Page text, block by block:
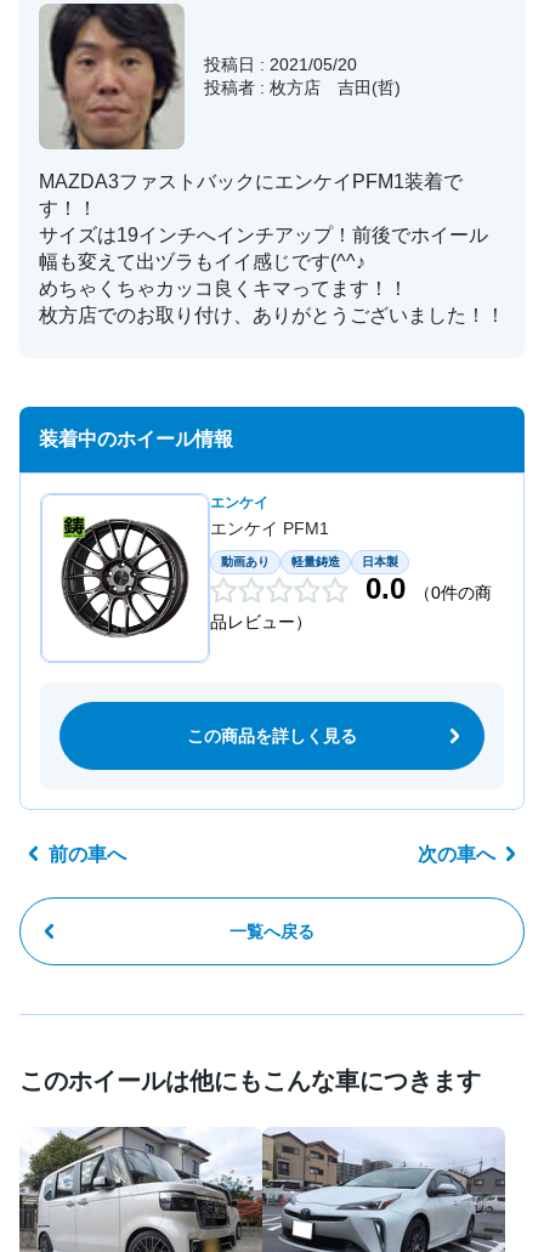
投稿日 : 2021/05/20
投稿者 : 枚方店 吉田(哲)
MAZDA3ファストバックにエンケイPFM1装着で
す！！
サイズは19インチへインチアップ！前後でホイール
幅も変えて出ヅラもイイ感じです(^^♪
めちゃくちゃカッコ良くキマってます！！
枚方店でのお取り付け、ありがとうございました！！
装着中のホイール情報
エンケイ
エンケイ PFM1
動画あり 軽量鋳造 日本製
0.0
（0件の商
品レビュー）
この商品を詳しく見る
前の車へ
一覧へ戻る
次の車へ
このホイールは他にもこんな車につきます